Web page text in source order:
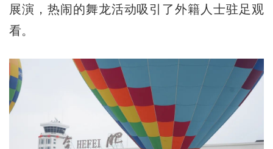
展演，热闹的舞龙活动吸引了外籍人士驻足观
看。